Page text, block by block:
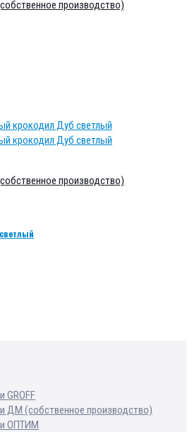
производство)
производство)
GROFF
ДМ (собственное производство)
ОПТИМ